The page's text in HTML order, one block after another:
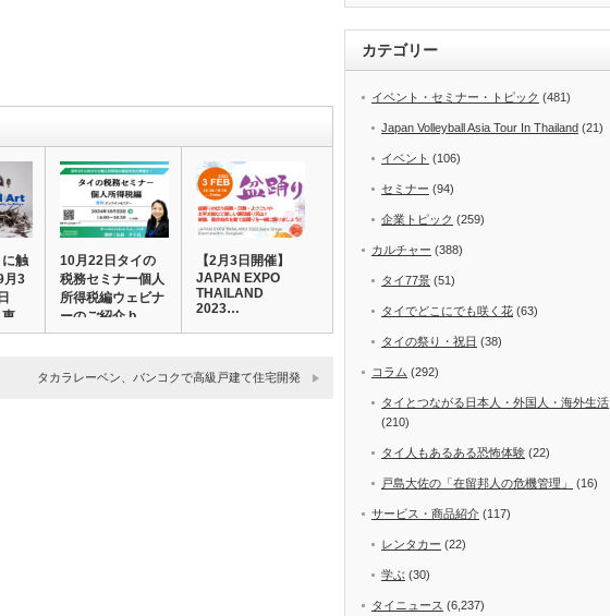
触
月3
東
10月22日タイの
税務セミナー個人
所得税編ウェビナ
ーのご紹介 b…
【2月3日開催】
JAPAN EXPO
THAILAND
2023…
タカラレーベン、バンコクで高級戸建て住宅開発
カテゴリー
イベント・セミナー・トピック (481)
Japan Volleyball Asia Tour In Thailand (21)
イベント (106)
セミナー (94)
企業トピック (259)
カルチャー (388)
タイ77景 (51)
タイでどこにでも咲く花 (63)
タイの祭り・祝日 (38)
コラム (292)
タイとつながる日本人・外国人・海外生活
(210)
タイ人もあるある恐怖体験 (22)
戸島大佐の「在留邦人の危機管理」 (16)
サービス・商品紹介 (117)
レンタカー (22)
学ぶ (30)
タイニュース (6,237)